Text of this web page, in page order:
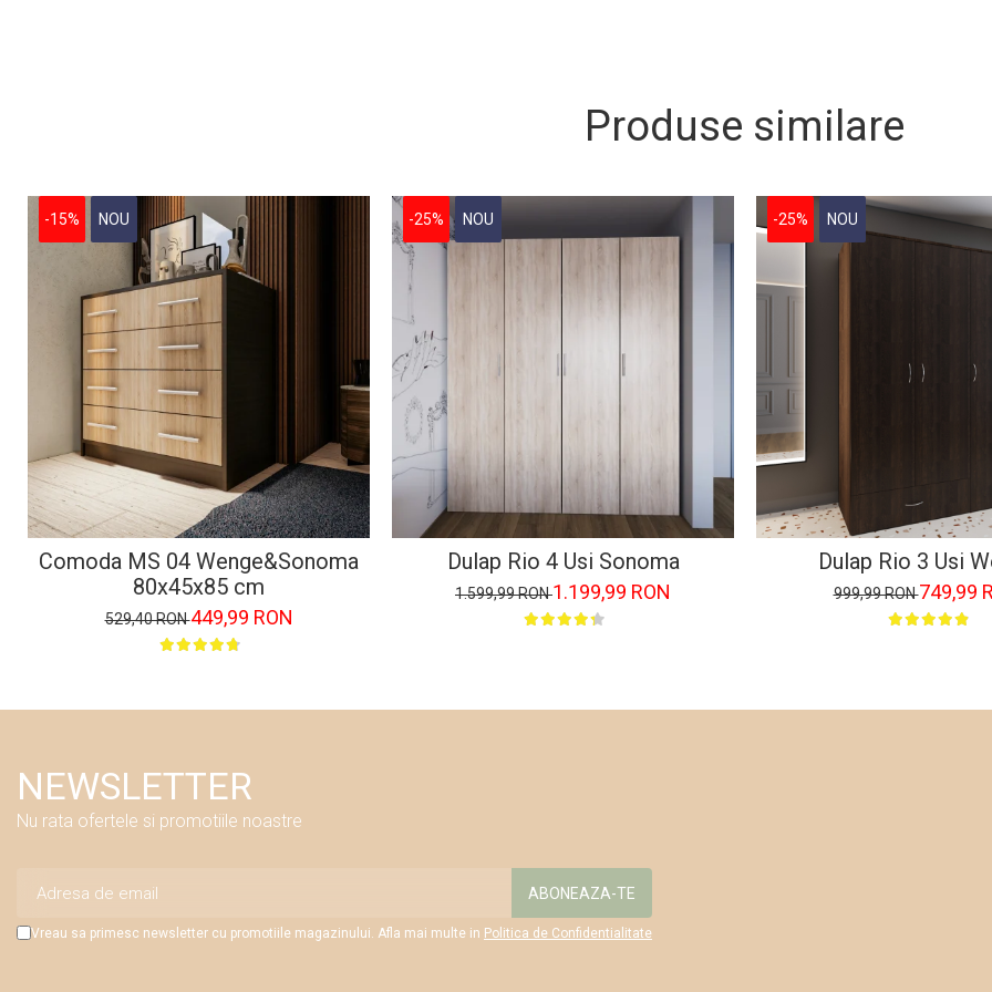
Produse similare
-15% NOU
Comoda MS 04 Wenge&Sonoma
80x45x85 cm
529,40 RON449,99 RON
-25% NOU
Dulap Rio 4 Usi Sonoma
1.599,99 RON1.199,99 RON
-25% NOU
Dulap Rio 3 Usi
999,99 RON749,99
NEWSLETTER
Nu rata ofertele si promotiile noastre
Vreau sa primesc newsletter cu promotiile magazinului. Afla mai multe in Politica de Confidentialitate